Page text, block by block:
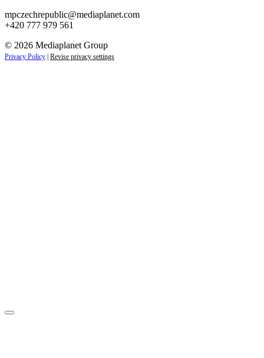
mpczechrepublic@mediaplanet.com
+420 777 979 561
© 2026 Mediaplanet Group
Privacy Policy | Revise privacy settings